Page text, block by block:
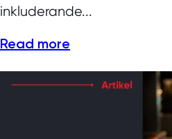
inkluderande...
Read more